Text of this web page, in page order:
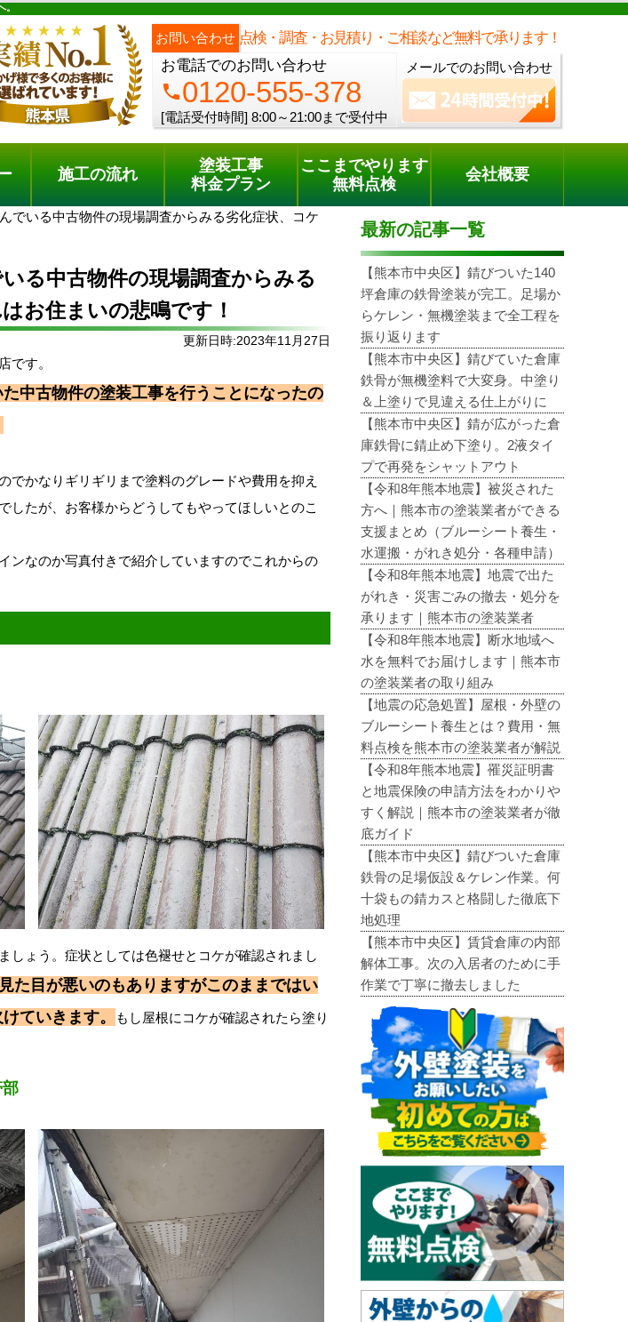
お問い合わせ 点検・調査・お見積り・ご相談など無料で承ります！
お電話でのお問い合わせ
phone0120-555-378
[電話受付時間] 8:00～21:00まで受付中
メールでのお問い合わせ
ン 無料点検
電話でのご相談 [8:00～21:00まで受付中]
phone0120-555-378
施工の流れ
塗装工事
料金プラン
ここまでやります
無料点検
会社概要
でいる中古物件の現場調査からみる劣化症状、コケ
る中古物件の現場調査からみる
お住まいの悲鳴です！
更新日時:2023年11月27日
です。
中古物件の塗装工事を行うことになったの
でかなりギリギリまで塗料のグレードや費用を抑え
したが、お客様からどうしてもやってほしいとのこ
ンなのか写真付きで紹介していますのでこれからの
しょう。症状としては色褪せとコケが確認されまし
見た目が悪いのもありますがこのままではい
ていきます。
もし屋根にコケが確認されたら塗り
最新の記事一覧
【熊本市中央区】錆びついた140
坪倉庫の鉄骨塗装が完工。足場か
らケレン・無機塗装まで全工程を
振り返ります
【熊本市中央区】錆びていた倉庫
鉄骨が無機塗料で大変身。中塗り
＆上塗りで見違える仕上がりに
【熊本市中央区】錆が広がった倉
庫鉄骨に錆止め下塗り。2液タイ
プで再発をシャットアウト
【令和8年熊本地震】被災された
方へ｜熊本市の塗装業者ができる
支援まとめ（ブルーシート養生・
水運搬・がれき処分・各種申請）
【令和8年熊本地震】地震で出た
がれき・災害ごみの撤去・処分を
承ります｜熊本市の塗装業者
【令和8年熊本地震】断水地域へ
水を無料でお届けします｜熊本市
の塗装業者の取り組み
【地震の応急処置】屋根・外壁の
ブルーシート養生とは？費用・無
料点検を熊本市の塗装業者が解説
【令和8年熊本地震】罹災証明書
と地震保険の申請方法をわかりや
すく解説｜熊本市の塗装業者が徹
底ガイド
【熊本市中央区】錆びついた倉庫
鉄骨の足場仮設＆ケレン作業。何
十袋もの錆カスと格闘した徹底下
地処理
【熊本市中央区】賃貸倉庫の内部
解体工事。次の入居者のために手
作業で丁寧に撤去しました